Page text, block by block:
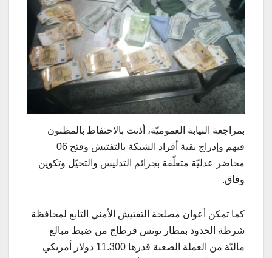
بمراجعة النيابة العموميّة، أذنت بالاحتفاظ بالمظنون
فيهم وإدراج بقية أفراد الشبكة بالتفتيش وفتح 06
محاضر عدليّة متعلّقة بجرائم التدليس والتحيّل وتكوين
وفاق.
كما تمكن أعوان مصلحة التفتيش الأمني التابع لمحافظة
شرطة الحدود بمطار تونس قرطاج من ضبط مبالغ
ماليّة من العملة الصعبة قدرها 11.300 دولار أمريكي